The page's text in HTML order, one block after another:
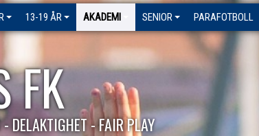
13-19 ÅR AKADEMI SENIOR PARAFOTBOLL
FK
DELAKTIGHET - FAIR PLAY